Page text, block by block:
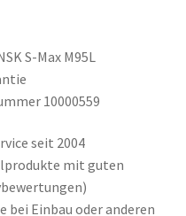
S-Max M95L
10000559
seit 2004
mit guten
bei Einbau oder anderen